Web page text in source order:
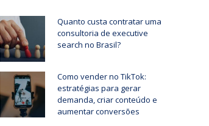
Quanto custa contratar uma
consultoria de executive
search no Brasil?
Como vender no TikTok:
estratégias para gerar
demanda, criar conteúdo e
aumentar conversões